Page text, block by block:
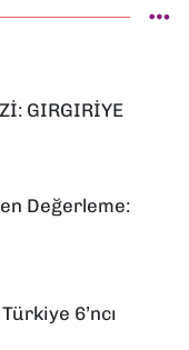
GIRGIRİYE
Değerleme:
6’ncı